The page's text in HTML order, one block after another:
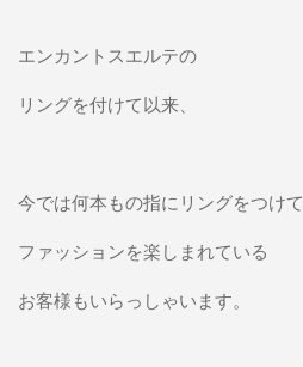
エンカントスエルテの
リングを付けて以来、
今では何本もの指にリングをつけて
ファッションを楽しまれている
お客様もいらっしゃいます。